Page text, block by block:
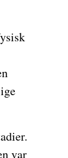
var